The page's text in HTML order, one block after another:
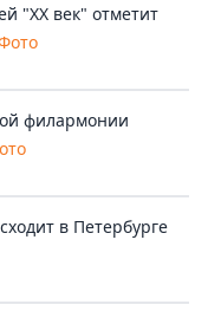
"ХХ век" отметит
филармонии
в Петербурге